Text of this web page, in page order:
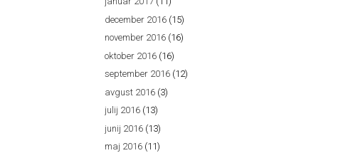
december 2016 (15)
november 2016 (16)
oktober 2016 (16)
september 2016 (12)
avgust 2016 (3)
julij 2016 (13)
junij 2016 (13)
maj 2016 (11)